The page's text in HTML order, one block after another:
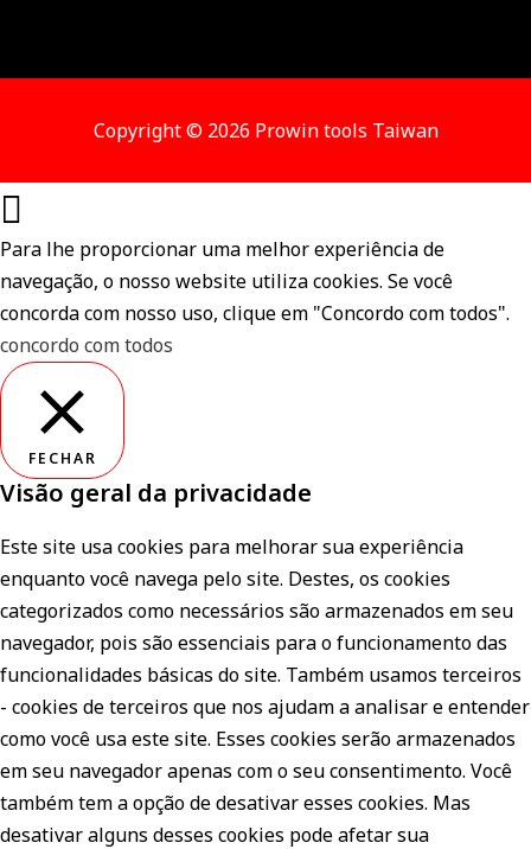
Copyright © 2026 Prowin tools Taiwan
Para lhe proporcionar uma melhor experiência de
navegação, o nosso website utiliza cookies. Se você
concorda com nosso uso, clique em "Concordo com todos".
concordo com todos
FECHAR
Visão geral da privacidade
Este site usa cookies para melhorar sua experiência
enquanto você navega pelo site. Destes, os cookies
categorizados como necessários são armazenados em seu
navegador, pois são essenciais para o funcionamento das
funcionalidades básicas do site. Também usamos terceiros
- cookies de terceiros que nos ajudam a analisar e entender
como você usa este site. Esses cookies serão armazenados
em seu navegador apenas com o seu consentimento. Você
também tem a opção de desativar esses cookies. Mas
desativar alguns desses cookies pode afetar sua